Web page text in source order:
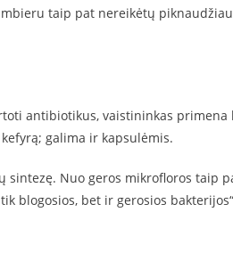
taip pat nereikėtų
antibiotikus, vaistininkas
galima ir kapsulėmis.
sintezę. Nuo geros mikrofloros taip
blogosios, bet ir gerosios